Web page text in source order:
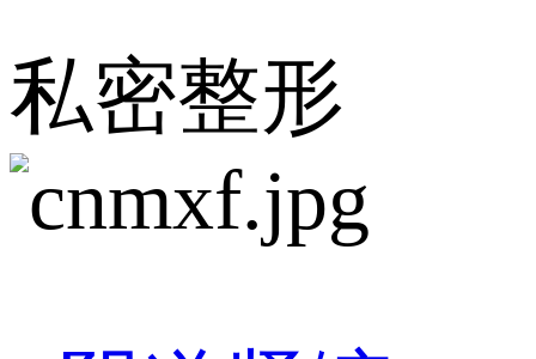
私密整形